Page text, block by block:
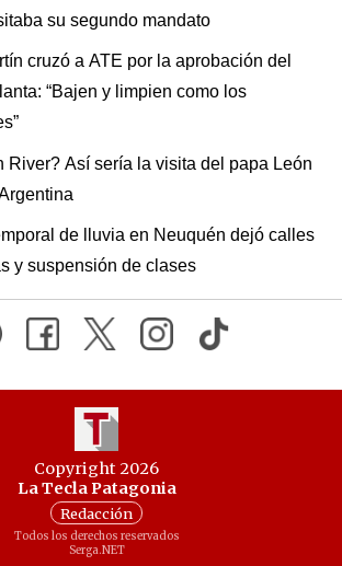
su segundo mandato
cruzó a ATE por la aprobación del
“Bajen y limpien como los
River? Así sería la visita del papa León
de lluvia en Neuquén dejó calles
y suspensión de clases
Copyright 2026
La Tecla Patagonia
Redacción
Todos los derechos reservados
Serga.NET